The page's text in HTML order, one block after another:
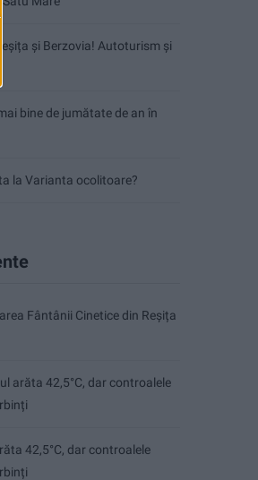
și Berzovia! Autoturism și
bine de jumătate de an în
la Varianta ocolitoare?
Fântânii Cinetice din Reșița
arăta 42,5°C, dar controalele
42,5°C, dar controalele